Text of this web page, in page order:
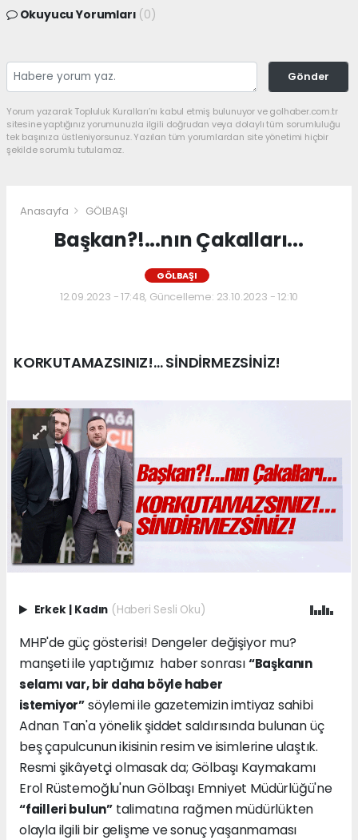
Okuyucu Yorumları (0)
Gönder
Yorum yazarak Topluluk Kuralları’nı kabul etmiş bulunuyor ve golhaber.com.tr
sitesine yaptığınız yorumunuzla ilgili doğrudan veya dolaylı tüm sorumluluğu
tek başınıza üstleniyorsunuz. Yazılan tüm yorumlardan site yönetimi hiçbir
şekilde sorumlu tutulamaz.
Anasayfa GÖLBAŞI
Başkan?!...nın Çakalları...
GÖLBAŞI
12.09.2023 - 17:48, Güncelleme: 23.10.2023 - 12:10
KORKUTAMAZSINIZ!... SİNDİRMEZSİNİZ!
Erkek | Kadın (Haberi Sesli Oku)
MHP'de güç gösterisi! Dengeler değişiyor mu?
manşeti ile yaptığımız haber sonrası“Başkanın
selamı var, bir daha böyle haber
istemiyor”söylemi ile gazetemizin imtiyaz sahibi
Adnan Tan'a yönelik şiddet saldırısında bulunan üç
beş çapulcunun ikisinin resim ve isimlerine ulaştık.
Resmi şikâyetçi olmasak da; Gölbaşı Kaymakamı
Erol Rüstemoğlu'nun Gölbaşı Emniyet Müdürlüğü'ne
“failleri bulun”talimatına rağmen müdürlükten
olayla ilgili bir gelişme ve sonuç yaşanmaması